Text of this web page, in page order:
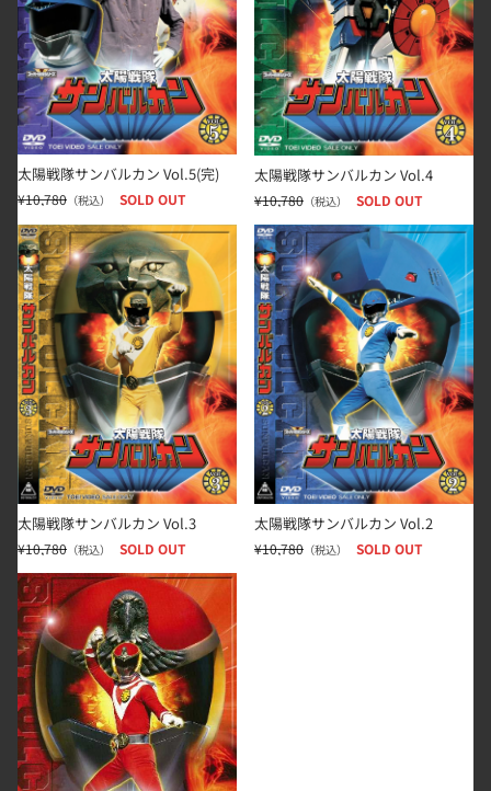
太陽戦隊サンバルカン Vol.5(完)
¥10,780 （税込） SOLD OUT
太陽戦隊サンバルカン Vol.4
¥10,780 （税込） SOLD OUT
太陽戦隊サンバルカン Vol.3
太陽戦隊サンバルカン Vol.3
¥10,780 （税込） SOLD OUT
太陽戦隊サンバルカン Vol.2
太陽戦隊サンバルカン Vol.2
¥10,780 （税込） SOLD OUT
太陽戦隊サンバルカン Vol.1